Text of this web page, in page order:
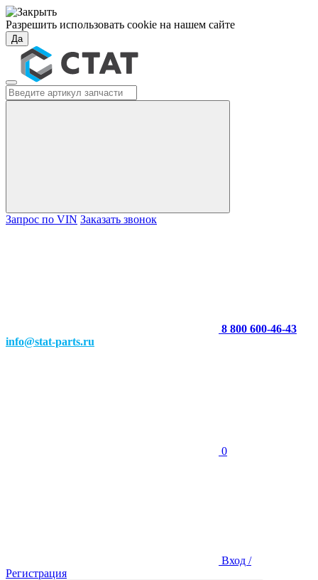
Разрешить использовать cookie на нашем сайте
Да
Запрос по VIN Заказать звонок
8 800 600-46-43
info@stat-parts.ru
0
Вход /
Регистрация